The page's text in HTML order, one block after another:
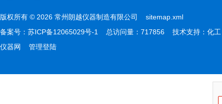
版权所有 © 2026 常州朗越仪器制造有限公司 sitemap.xml
备案号： 苏ICP备12065029号-1 总访问量：717856 技术支持： 化工
仪器网
管理登陆